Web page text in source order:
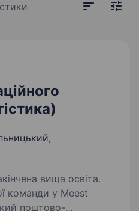
вища освіта.
команди у Meest
поштово-